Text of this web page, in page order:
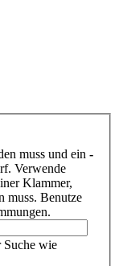
muss und ein -
Verwende
Klammer,
muss. Benutze
Suche wie